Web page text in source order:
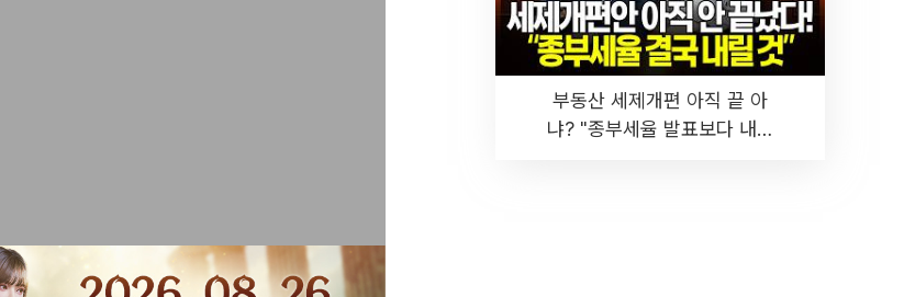
부동산 세제개편 아직 끝 아
냐? "종부세율 발표보다 내릴